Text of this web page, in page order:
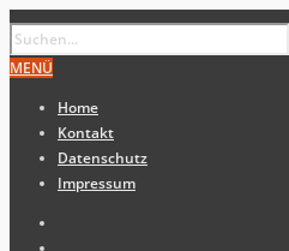
MENÜ
Home
Kontakt
Datenschutz
Impressum